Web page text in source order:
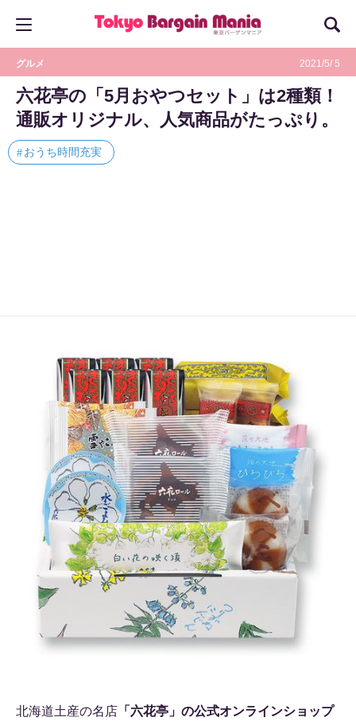
グルメ 2021/5/ 5
六花亭の「5月おやつセット」は2種類！
通販オリジナル、人気商品がたっぷり。
おうち時間充実
北海道土産の名店 「六花亭」の公式オンラインショップ